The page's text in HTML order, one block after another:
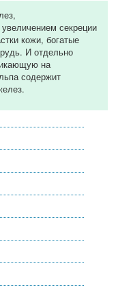
секреции
кожи, богатые
И отдельно
на
содержит